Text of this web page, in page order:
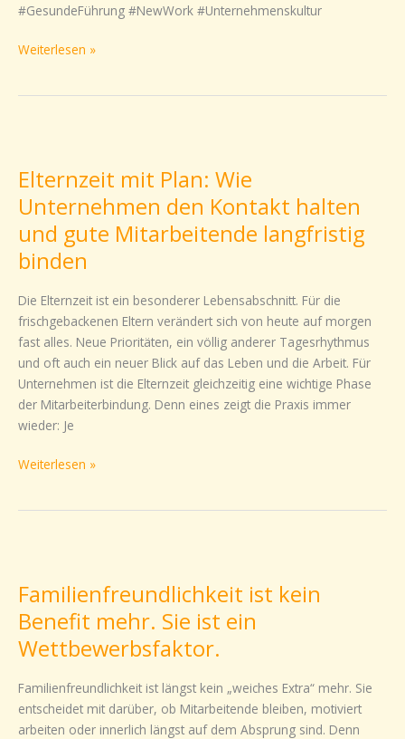
#GesundeFührung #NewWork #Unternehmenskultur
Weiterlesen »
Elternzeit mit Plan: Wie
Unternehmen den Kontakt halten
und gute Mitarbeitende langfristig
binden
Die Elternzeit ist ein besonderer Lebensabschnitt. Für die
frischgebackenen Eltern verändert sich von heute auf morgen
fast alles. Neue Prioritäten, ein völlig anderer Tagesrhythmus
und oft auch ein neuer Blick auf das Leben und die Arbeit. Für
Unternehmen ist die Elternzeit gleichzeitig eine wichtige Phase
der Mitarbeiterbindung. Denn eines zeigt die Praxis immer
wieder: Je
Plan:
Wie
Unternehmen
den
Kontakt
und
gute
Mitarbeitende
langfristig
binden
Weiterlesen »
Familienfreundlichkeit ist kein
Benefit mehr. Sie ist ein
Wettbewerbsfaktor.
Familienfreundlichkeit ist längst kein „weiches Extra“ mehr. Sie
entscheidet mit darüber, ob Mitarbeitende bleiben, motiviert
arbeiten oder innerlich längst auf dem Absprung sind. Denn
kein
Benefit
mehr.
Sie
ein
Wettbewerbsfaktor.